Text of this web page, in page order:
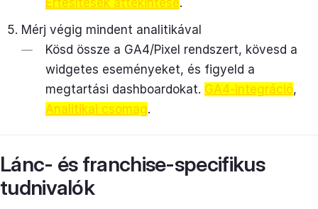
Mérj végig mindent analitikával
Kösd össze a GA4/Pixel rendszert, kövesd a
widgetes eseményeket, és figyeld a
megtartási dashboardokat. GA4-integráció,
Analitikai csomag.
Lánc- és franchise-specifikus
tudnivalók